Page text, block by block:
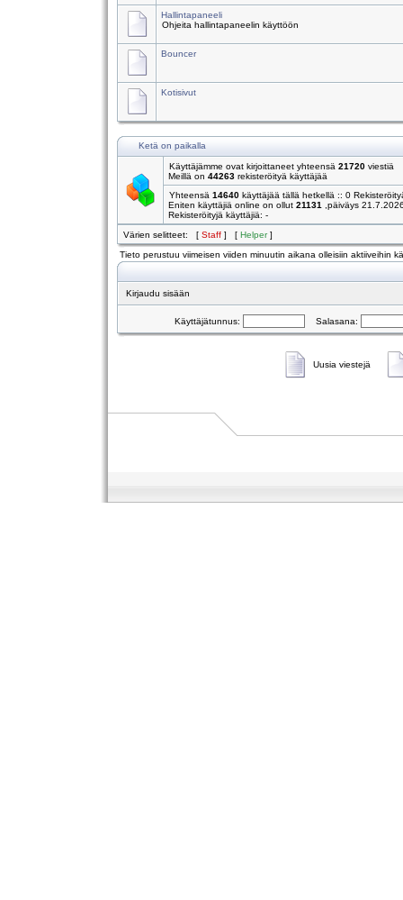
Hallintapaneeli
Ohjeita hallintapaneelin käyttöön
Bouncer
Kotisivut
Ketä on paikalla
Käyttäjämme ovat kirjoittaneet yhteensä 21720 viestiä
Meillä on 44263 rekisteröityä käyttäjää
Yhteensä 14640 käyttäjää tällä hetkellä :: 0
Eniten käyttäjiä online on ollut 21131
,päiväys
Rekisteröityjä käyttäjiä: -
Värien selitteet: [ Staff ] [ Helper]
Tieto perustuu viimeisen viiden minuutin aikana olleisiin aktiiveihin
Kirjaudu sisään
Käyttäjätunnus: Salasana:
Uusia viestejä